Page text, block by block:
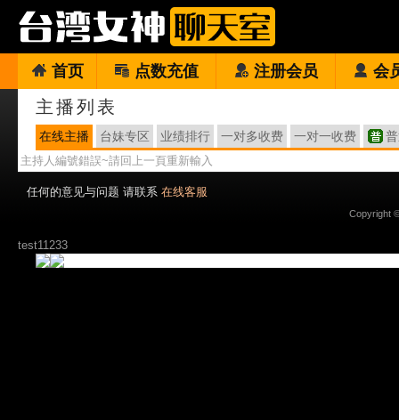
首页 点数充值 注册会员 会
主播列表
在线主播 台妹专区 业绩排行 一对多收费 一对一收费
主持人編號錯誤~請回上一頁重新輸入
任何的意见与问题 请联系 在线客服
Copyright
test11233